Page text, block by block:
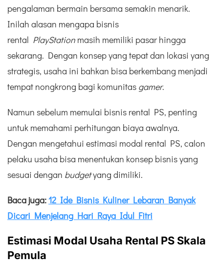
pengalaman bermain bersama semakin menarik.
Inilah alasan mengapa bisnis
rental PlayStation masih memiliki pasar hingga
sekarang. Dengan konsep yang tepat dan lokasi yang
strategis, usaha ini bahkan bisa berkembang menjadi
tempat nongkrong bagi komunitas gamer.
Namun sebelum memulai bisnis rental PS, penting
untuk memahami perhitungan biaya awalnya.
Dengan mengetahui estimasi modal rental PS, calon
pelaku usaha bisa menentukan konsep bisnis yang
sesuai dengan budgetyang dimiliki.
Baca juga:12 Ide Bisnis Kuliner Lebaran Banyak
Dicari Menjelang Hari Raya Idul Fitri
Estimasi Modal Usaha Rental PS Skala
Pemula